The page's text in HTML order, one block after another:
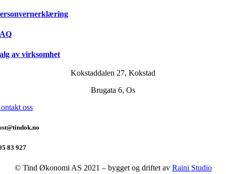
av virksomhet
Kokstaddalen 27, Kokstad
Brugata 6, Os
oss
83 927
© Tind Økonomi AS 2021 – bygget og driftet av Raini Studio